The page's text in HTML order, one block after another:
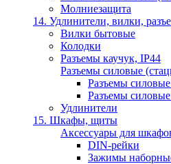
Молниезащита
14. Удлинители, вилки,
Вилки бытовые
Колодки
Разъемы каучук, IP44
Разъемы силовые
Разъемы
Разъемы
Удлинители
15. Шкафы, щиты
Аксессуары для
DIN-рейки
Зажимы